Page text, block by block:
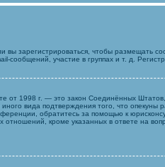
зарегистрироваться, чтобы размещать
участие в группах и т. д.
от 1998 г. — это закон Соединённых
вида подтверждения того, что
обратитесь за помощью к
кроме указанных в ответе на